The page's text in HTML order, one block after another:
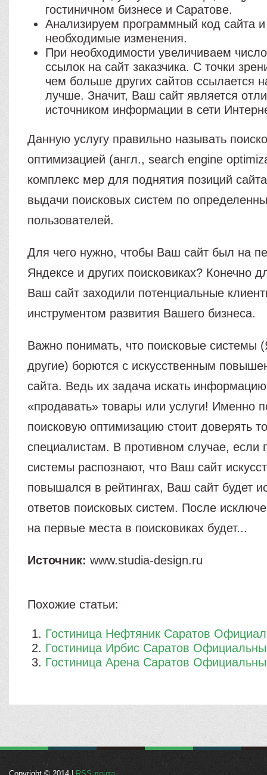
гостиничном бизнесе и Саратове.
Анализируем программный код сайта
необходимые изменения.
При необходимости увеличиваем
ссылок на сайт заказчика. С точки
чем больше других сайтов ссылается
лучше. Значит, Ваш сайт является
источником информации в сети
Данную услугу правильно называть
оптимизацией (англ., search engine
комплекс мер для поднятия позиций
выдачи поисковых систем по
пользователей.
Для чего нужно, чтобы Ваш сайт был на
Яндексе и других поисковиках? Конечно
Ваш сайт заходили потенциальные
инструментом развития Вашего бизнеса.
Важно понимать, что поисковые системы
другие) борются с искусственным
сайта. Ведь их задача искать
«продавать» товары или услуги! Именно
поисковую оптимизацию стоит доверять
специалистам. В противном случае, если
системы распознают, что Ваш сайт
повышался в рейтингах, Ваш сайт будет
ответов поисковых систем. После
на первые места в поисковиках будет...
Источник: www.studia-design.ru
Похожие статьи:
Гостиница Нефтяник Саратов
Гостиница Ирбис Саратов
Гостиница Арена Саратов